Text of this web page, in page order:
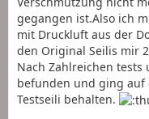
gegangen ist.Also ich
mit Druckluft aus der
den Original Seilis mir
Nach Zahlreichen
befunden und ging
Testseili behalten.